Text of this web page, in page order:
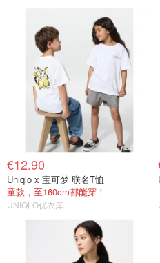
€12.90
Uniqlo x 宝可梦 联名T恤
童款，至160cm都能穿！
UNIQLO优衣库